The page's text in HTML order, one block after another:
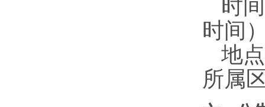
时
时间
地
所属